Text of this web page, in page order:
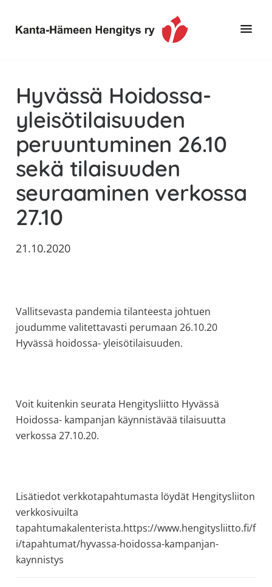
pääsisältöön
ensisijaiseen
alatunnisteeseen
Hämeen
Hengitys
ry
tietoa,
erityisesti
jos
sinua
koskettaa
astma,
keuhkoahtaumatauti,uniapnea,
muut
keuhkosairaudet,
sisäilma
H
Hengitys
ry
Hyvässä Hoidossa-
yleisötilaisuuden
peruuntuminen 26.10
sekä tilaisuuden
seuraaminen verkossa
27.10
21.10.2020
Vallitsevasta pandemia tilanteesta johtuen
joudumme valitettavasti perumaan 26.10.20
Hyvässä hoidossa- yleisötilaisuuden.
Voit kuitenkin seurata Hengitysliitto Hyvässä
Hoidossa- kampanjan käynnistävää tilaisuutta
verkossa 27.10.20.
Lisätiedot verkkotapahtumasta löydät Hengitysliiton
verkkosivuilta
tapahtumakalenterista.https://www.hengitysliitto.fi/f
i/tapahtumat/hyvassa-hoidossa-kampanjan-
kaynnistys